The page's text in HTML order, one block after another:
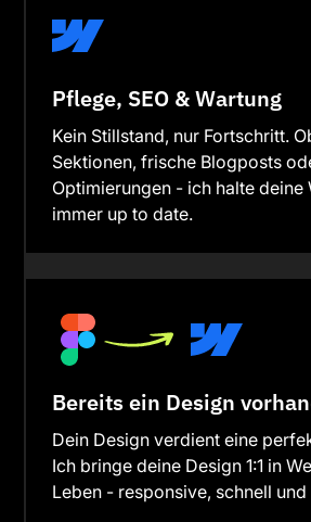
Pflege, SEO & Wartung
Kein Stillstand, nur Fortschritt.
Sektionen, frische Blogposts
Optimierungen - ich halte deine
immer up to date.
Bereits ein Design
Dein Design verdient eine
Ich bringe deine Design 1:1 in
Leben - responsive, schnell und